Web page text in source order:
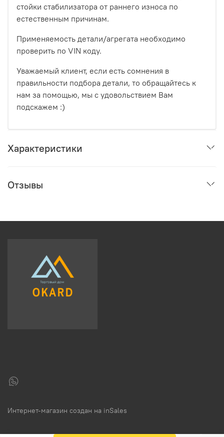
стойки стабилизатора от раннего износа по
естественным причинам.
Применяемость детали/агрегата необходимо
проверить по VIN коду.
Уважаемый клиент, если есть сомнения в
правильности подбора детали, то обращайтесь к
нам за помощью, мы с удовольствием Вам
подскажем :)
Характеристики
Отзывы
Интернет-магазин создан на inSales